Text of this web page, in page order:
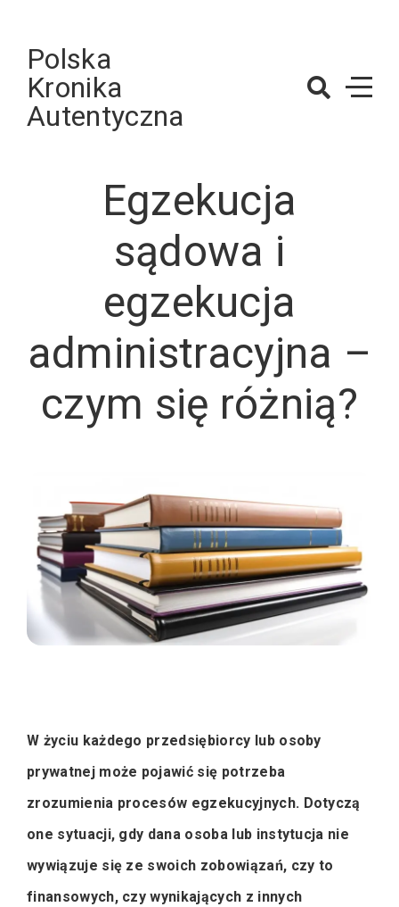
contentPolska
Kronika
Autentyczna
Egzekucja
sądowa i
egzekucja
administracyjna –
czym się różnią?
W życiu każdego przedsiębiorcy lub osoby
prywatnej może pojawić się potrzeba
zrozumienia procesów egzekucyjnych. Dotyczą
one sytuacji, gdy dana osoba lub instytucja nie
wywiązuje się ze swoich zobowiązań, czy to
finansowych, czy wynikających z innych